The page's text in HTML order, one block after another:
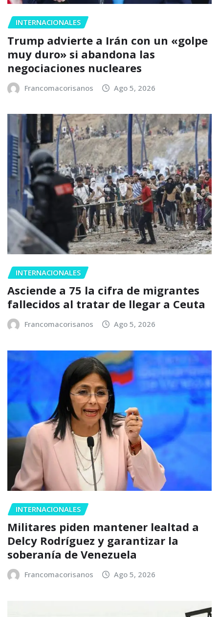
INTERNACIONALES
Trump advierte a Irán con un «golpe
muy duro» si abandona las
negociaciones nucleares
Francomacorisanos Ago 5, 2026
INTERNACIONALES
Asciende a 75 la cifra de migrantes
fallecidos al tratar de llegar a Ceuta
Francomacorisanos Ago 5, 2026
INTERNACIONALES
Militares piden mantener lealtad a
Delcy Rodríguez y garantizar la
soberanía de Venezuela
Francomacorisanos Ago 5, 2026